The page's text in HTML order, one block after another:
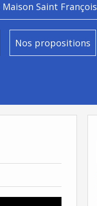
Saint François
Nos propositions